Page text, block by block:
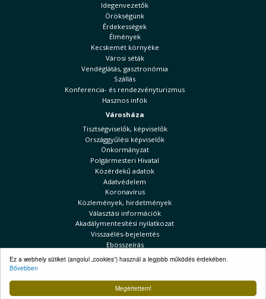
Megértettem!
Ez a webhely sütiket (angolul „cookies”) használ a legjobb működés érdekében.
Bővebben
Idegenvezetők
Örökségünk
Érdekességek
Élmények
Kecskemét környéke
Városi séták
Vendéglátás, gasztronómia
Szállás
Konferencia- és rendezvényturizmus
Hasznos infók
Városháza
Tisztségviselők, képviselők
Országgyűlési képviselők
Önkormányzat
Polgármesteri Hivatal
Közérdekű adatok
Adatvédelem
Koronavírus
Közlemények, hirdetmények
Választási információk
Akadálymentesítési nyilatkozat
Visszaélés-bejelentés
Ebösszeírás
Kecskeméti Hírek